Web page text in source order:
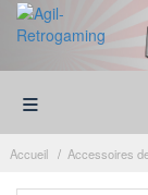
≡
Accueil Accessoires